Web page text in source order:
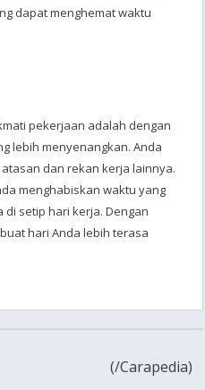
dapat menghemat waktu
pekerjaan adalah dengan
lebih menyenangkan. Anda
dan rekan kerja lainnya.
menghabiskan waktu yang
setip hari kerja. Dengan
hari Anda lebih terasa
(/Carapedia)